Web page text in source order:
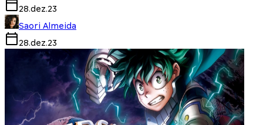
28.dez.23
Saori Almeida
28.dez.23